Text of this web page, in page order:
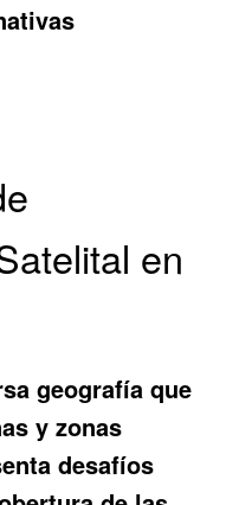
en
geografía que
y zonas
desafíos